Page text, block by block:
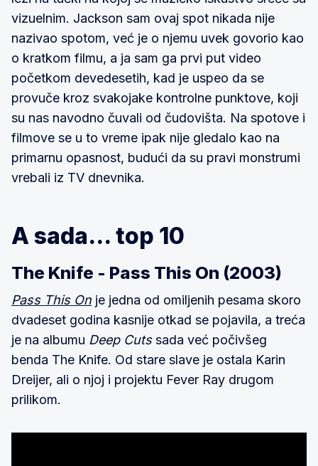
vizuelnim. Jackson sam ovaj spot nikada nije
nazivao spotom, već je o njemu uvek govorio kao
o kratkom filmu, a ja sam ga prvi put video
početkom devedesetih, kad je uspeo da se
provuče kroz svakojake kontrolne punktove, koji
su nas navodno čuvali od čudovišta. Na spotove i
filmove se u to vreme ipak nije gledalo kao na
primarnu opasnost, budući da su pravi monstrumi
vrebali iz TV dnevnika.
A sada... top 10
The Knife - Pass This On (2003)
Pass This On je jedna od omiljenih pesama skoro
dvadeset godina kasnije otkad se pojavila, a treća
je na albumu Deep Cutssada već počivšeg
benda The Knife. Od stare slave je ostala Karin
Dreijer, ali o njoj i projektu Fever Ray drugom
prilikom.